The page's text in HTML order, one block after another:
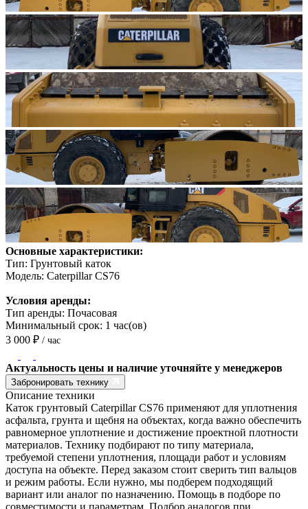
Основные характеристики:
Тип: Грунтовый каток
Модель: Caterpillar CS76
Условия аренды:
Тип аренды: Почасовая
Минимальный срок: 1 час(ов)
3 000 ₽ / час
Актуальность цены и наличие уточняйте у менеджеров
Забронировать технику
Описание техники
Каток грунтовый Caterpillar CS76 применяют для уплотнения
асфальта, грунта и щебня на объектах, когда важно обеспечить
равномерное уплотнение и достижение проектной плотности
материалов. Технику подбирают по типу материала,
требуемой степени уплотнения, площади работ и условиям
доступа на объекте. Перед заказом стоит сверить тип вальцов
и режим работы. Если нужно, мы подберем подходящий
вариант или аналог по назначению. Помощь в подборе по
совместимости и параметрам. Подбор аналогов при